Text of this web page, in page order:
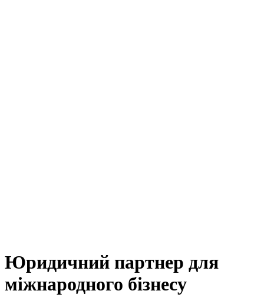
Юридичний партнер для
міжнародного бізнесу